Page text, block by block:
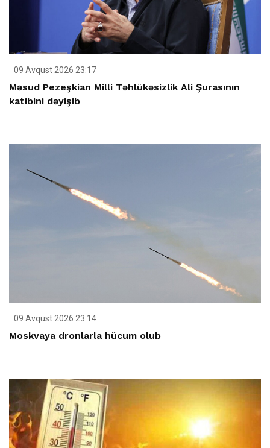
09 Avqust 2026 23:17
Məsud Pezeşkian Milli Təhlükəsizlik Ali Şurasının
katibini dəyişib
09 Avqust 2026 23:14
Moskvaya dronlarla hücum olub